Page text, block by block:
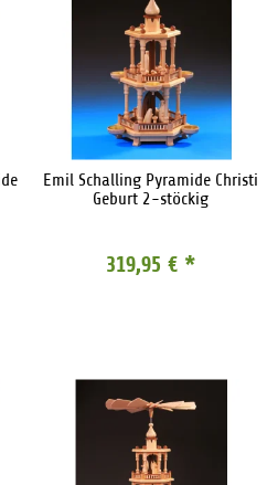
Emil Schalling Pyramide Christi
Geburt 2-stöckig
319,95 € *